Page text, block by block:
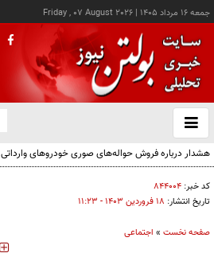
جمعه ۱۶ مرداد ۱۴۰۵ |
Friday , 07 August 2026
باز
و
هشدار درباره فروش حواله‌های صوری خودروهای وارداتی
کد خبر: ۸۴۴۰۰۴
تاریخ انتشار: ۱۸ فروردين ۱۴۰۳ - ۱۱:۲۳
صفحه نخست » اجتماعی